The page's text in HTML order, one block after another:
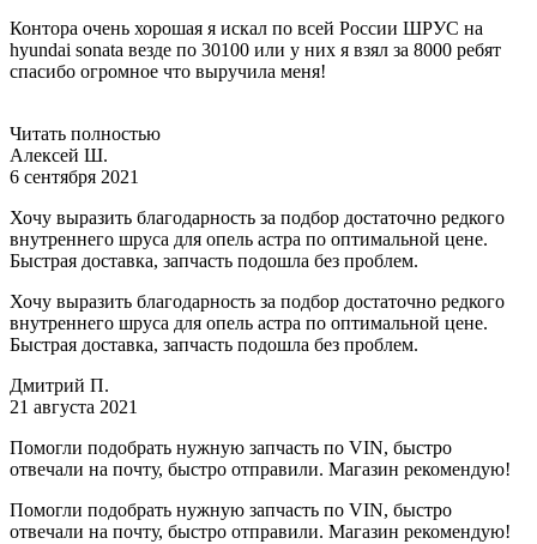
Контора очень хорошая я искал по всей России ШРУС на
hyundai sonata везде по 30100 или у них я взял за 8000 ребят
спасибо огромное что выручила меня!
Читать полностью
Алексей Ш.
6 сентября 2021
Хочу выразить благодарность за подбор достаточно редкого
внутреннего шруса для опель астра по оптимальной цене.
Быстрая доставка, запчасть подошла без проблем.
Хочу выразить благодарность за подбор достаточно редкого
внутреннего шруса для опель астра по оптимальной цене.
Быстрая доставка, запчасть подошла без проблем.
Дмитрий П.
21 августа 2021
Помогли подобрать нужную запчасть по VIN, быстро
отвечали на почту, быстро отправили. Магазин рекомендую!
Помогли подобрать нужную запчасть по VIN, быстро
отвечали на почту, быстро отправили. Магазин рекомендую!